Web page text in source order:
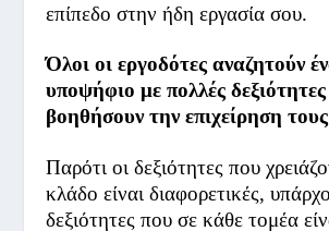
επίπεδο στην ήδη εργασία σου.
Όλοι οι εργοδότες αναζητούν
υποψήφιο με πολλές
βοηθήσουν την επιχείρηση τους
Παρότι οι δεξιότητες που
κλάδο είναι διαφορετικές,
δεξιότητες που σε κάθε τομέα